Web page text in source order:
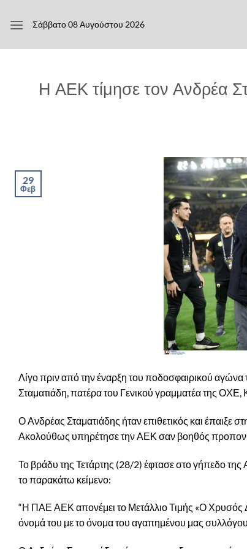
στο
Σάββατο 08 Αυγούστου 2026
Η ΑΕΚ τίμησε τον Ανδρέα
29
Φεβ
Λίγο πριν από την έναρξη του ποδοσφαιρικού
Σταματιάδη, πατέρα του Γενικού γραμματέα της ΟΧΕ,
Ο Ανδρέας Σταματιάδης ήταν επιθετικός και έπαιξε
Ακολούθως υπηρέτησε την ΑΕΚ σαν βοηθός
Το βράδυ της Τετάρτης (28/2) έφτασε στο γήπεδο
το παρακάτω κείμενο:
“Η ΠΑΕ ΑΕΚ απονέμει το Μετάλλιο Τιμής «Ο Χρυσός
όνομά του με το όνομα του αγαπημένου μας